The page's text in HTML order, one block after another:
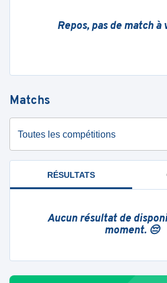
Repos, pas de match à
Matchs
Toutes les compétitions
RÉSULTATS
Aucun résultat de
moment. 😔